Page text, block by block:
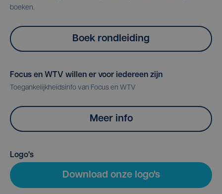
boeken.
Boek rondleiding
Focus en WTV willen er voor iedereen zijn
Toegankelijkheidsinfo van Focus en WTV
Meer info
Logo's
Download onze logo's